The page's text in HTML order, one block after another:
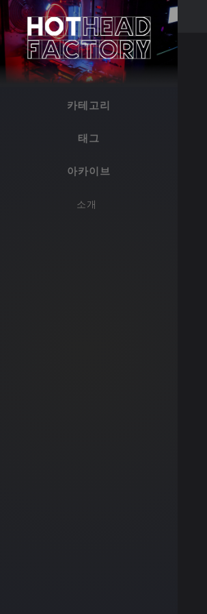
카테고리
태그
아카이브
소개